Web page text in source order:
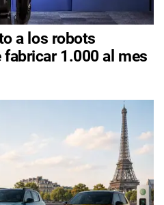
a los robots
fabricar 1.000 al mes